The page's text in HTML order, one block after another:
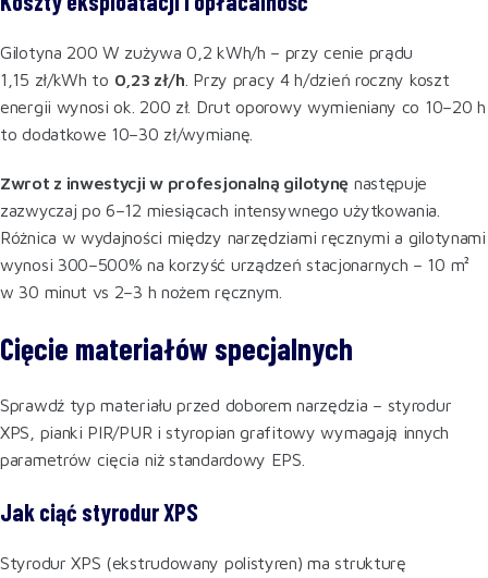
Gilotyna 200 W zużywa 0,2 kWh/h – przy cenie prądu
1,15 zł/kWh to 0,23 zł/h . Przy pracy 4 h/dzień roczny koszt
energii wynosi ok. 200 zł. Drut oporowy wymieniany co 10–20 h
to dodatkowe 10–30 zł/wymianę.
Zwrot z inwestycji w profesjonalną gilotynę następuje
zazwyczaj po 6–12 miesiącach intensywnego użytkowania.
Różnica w wydajności między narzędziami ręcznymi a gilotynami
wynosi 300–500% na korzyść urządzeń stacjonarnych – 10 m²
w 30 minut vs 2–3 h nożem ręcznym.
Cięcie materiałów specjalnych
Sprawdź typ materiału przed doborem narzędzia – styrodur
XPS, pianki PIR/PUR i styropian grafitowy wymagają innych
parametrów cięcia niż standardowy EPS.
Jak ciąć styrodur XPS
Styrodur XPS (ekstrudowany polistyren) ma strukturę